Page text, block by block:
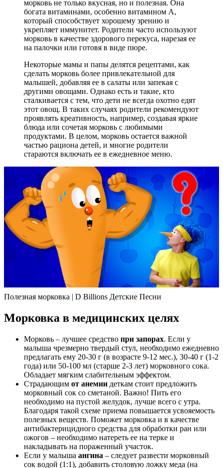
морковь не только вкусная, но и полезная. Она
богата витаминами, особенно витамином А,
который способствует хорошему зрению и
укрепляет иммунитет. Родители часто используют
морковь в качестве здорового перекуса, нарезая ее
на палочки или готовя в виде пюре.
Некоторые мамы и папы делятся рецептами, как
сделать морковь более привлекательной для
малышей, добавляя ее в салаты или запекая с
другими овощами. Однако есть и такие, кто
сталкивается с тем, что дети не всегда охотно едят
этот овощ. В таких случаях родители рекомендуют
проявлять креативность, например, создавая яркие
блюда или сочетая морковь с любимыми
продуктами. В целом, морковь остается важной
частью рациона детей, и многие родители
стараются включать ее в ежедневное меню.
Полезная морковка | D Billions Детские Песни
Морковка в медицинских целях
Морковь – лучшее средство при запорах. Если у
малыша чрезмерно твердый стул, необходимо ежедневно
предлагать ему 20-30 г (в возрасте 9-12 мес.), 30-40 г (1-2
года) или 50-100 мл (старше 2-3 лет) морковного сока.
Обладает мягким слабительным эффектом.
Страдающим от анемии деткам стоит предложить
морковный сок со сметаной. Важно! Пить его
необходимо на пустой желудок, лучше всего с утра.
Благодаря такой схеме приема повышается усвояемость
полезных веществ. Поможет морковка и в качестве
антибактерицидного средства для обработки ран или
ожогов – необходимо натереть ее на терке и
накладывать на пораженный участок.
Если у малыша ангина – следует развести морковный
сок водой (1:1), добавить столовую ложку меда (на